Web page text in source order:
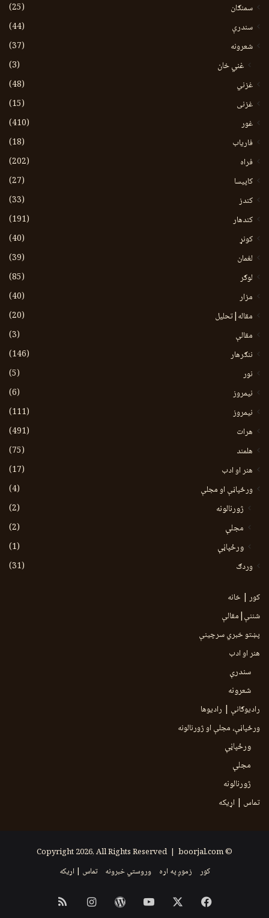
سمنګان
(25)
سندرې
(44)
شعرونه
(37)
غني خان
(3)
غزني
(48)
غزنی
(15)
غور
(410)
فاریاب
(18)
فراه
(202)
کاپیسا
(27)
کندز
(33)
کندهار
(191)
کونړ
(40)
لغمان
(39)
لوګر
(85)
مزار
(40)
مقاله|تحلیل
(20)
مقالې
(3)
ننګرهار
(146)
نور
(5)
نيمروز
(6)
نیمروز
(111)
هرات
(491)
هلمند
(75)
هنر او ادب
(17)
ورځپاڼې او مجلې
(4)
ژورنالونه
(2)
مجلې
(2)
ورځپاڼې
(1)
وردګ
(31)
کور | خانه
شننې|مقالې
پښتو خبري سرچينې
هنر او ادب
سندرې
شعرونه
رادیوګانې | رادیوها
ورځپاڼې، مجلې او ژورنالونه
ورځپاڼې
مجلې
ژورنالونه
تماس | اړیکه
© Copyright 2026, All Rights Reserved |
boorjal.com
کور
زموږ په اړه وروستي خبرونه تماس | اړیکه
Facebook
YouTube
WordPress
Instagram
RSS